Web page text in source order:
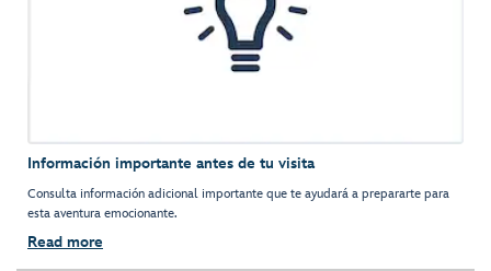
Información importante antes de tu visita
Consulta información adicional importante que te ayudará a prepararte para
esta aventura emocionante.
Read more